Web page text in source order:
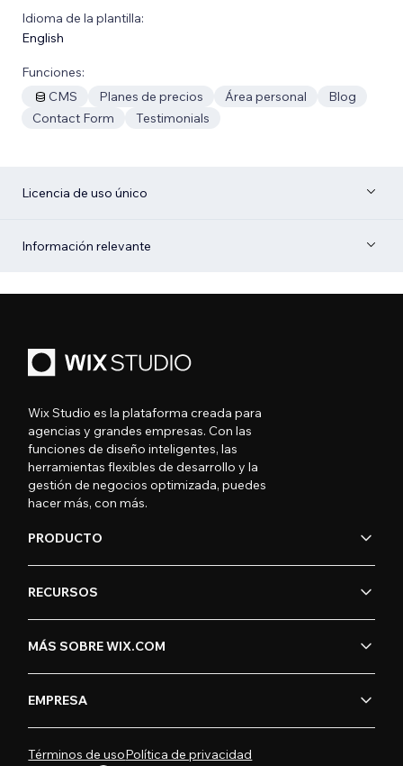
Idioma de la plantilla:
English
Funciones:
CMS
Planes de precios Área personal
Blog
Contact Form
Testimonials
Licencia de uso único
Información relevante
Wix Studio es la plataforma creada para
agencias y grandes empresas. Con las
funciones de diseño inteligentes, las
herramientas flexibles de desarrollo y la
gestión de negocios optimizada, puedes
hacer más, con más.
PRODUCTO
RECURSOS
MÁS SOBRE WIX.COM
EMPRESA
Términos de usoPolítica de privacidad